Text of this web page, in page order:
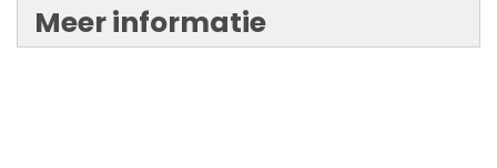
Meer informatie